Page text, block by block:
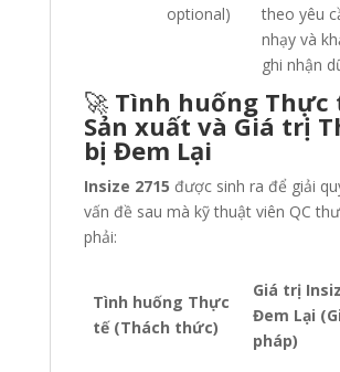
optional)
theo yêu
nhạy và
ghi nhận
🚀 Tình huống Thực
Sản xuất và Giá trị
bị Đem Lại
Insize 2715 được sinh ra để giải
vấn đề sau mà kỹ thuật viên QC
phải:
Tình huống Thực
tế (Thách thức)
Giá trị
Đem Lại
pháp)